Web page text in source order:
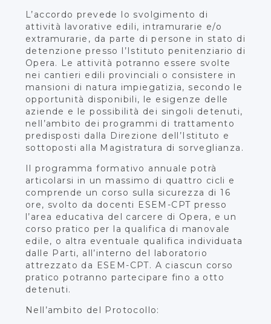
L’accordo prevede lo svolgimento di
attività lavorative edili, intramurarie e/o
extramurarie, da parte di persone in stato di
detenzione presso l’Istituto penitenziario di
Opera. Le attività potranno essere svolte
nei cantieri edili provinciali o consistere in
mansioni di natura impiegatizia, secondo le
opportunità disponibili, le esigenze delle
aziende e le possibilità dei singoli detenuti,
nell’ambito dei programmi di trattamento
predisposti dalla Direzione dell’Istituto e
sottoposti alla Magistratura di sorveglianza.
Il programma formativo annuale potrà
articolarsi in un massimo di quattro cicli e
comprende un corso sulla sicurezza di 16
ore, svolto da docenti ESEM-CPT presso
l’area educativa del carcere di Opera, e un
corso pratico per la qualifica di manovale
edile, o altra eventuale qualifica individuata
dalle Parti, all’interno del laboratorio
attrezzato da ESEM-CPT. A ciascun corso
pratico potranno partecipare fino a otto
detenuti.
Nell’ambito del Protocollo: